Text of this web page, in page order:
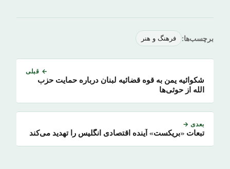
برچسب‌ها: فرهنگ و هنر
← قبلی
شکوائیه یمن به قوه قضائیه لبنان درباره حمایت حزب
الله از حوثی‌ها
بعدی →
تبعات «بریکست» آینده اقتصادی انگلیس را تهدید می‌کند